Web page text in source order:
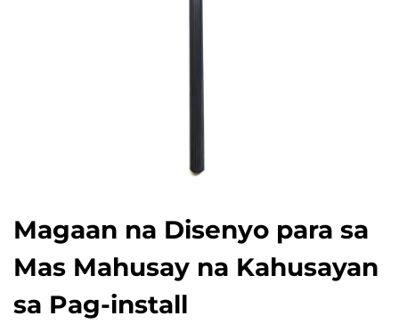
Magaan na Disenyo para sa
Mas Mahusay na Kahusayan
sa Pag-install